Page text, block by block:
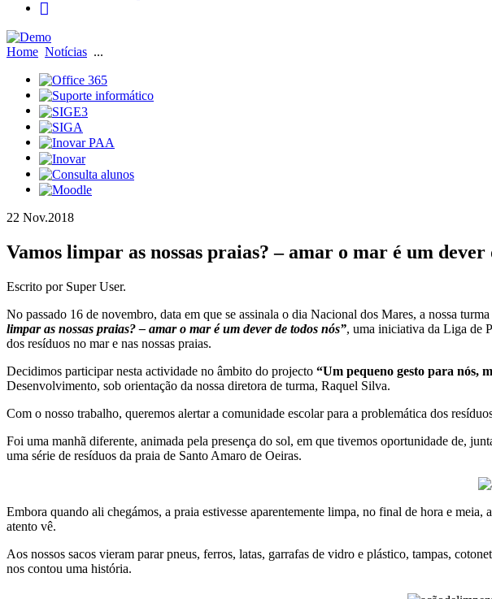
Home Notícias ...
22 Nov.2018
Vamos limpar as nossas praias? – amar o mar é um dever
Escrito por Super User.
No passado 16 de novembro, data em que se assinala o dia Nacional dos Mares, a nossa
limpar as nossas praias? – amar o mar é um dever de todos nós”, uma iniciativa da Liga de
dos resíduos no mar e nas nossas praias.
Decidimos participar nesta actividade no âmbito do projecto “Um pequeno gesto para nós,
Desenvolvimento, sob orientação da nossa diretora de turma, Raquel Silva.
Com o nosso trabalho, queremos alertar a comunidade escolar para a problemática dos
Foi uma manhã diferente, animada pela presença do sol, em que tivemos oportunidade de,
uma série de resíduos da praia de Santo Amaro de Oeiras.
Embora quando ali chegámos, a praia estivesse aparentemente limpa, no final de hora e
atento vê.
Aos nossos sacos vieram parar pneus, ferros, latas, garrafas de vidro e plástico, tampas,
nos contou uma história.